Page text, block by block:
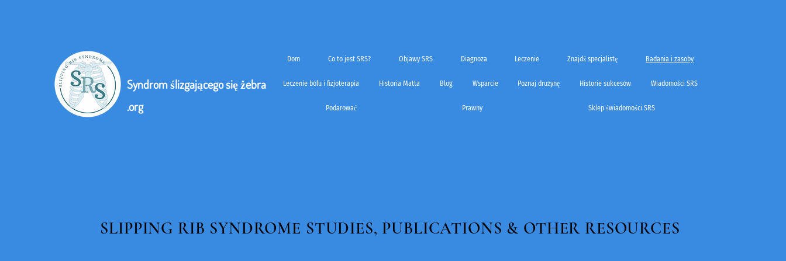
Syndrom ślizgającego się żebra
.org
Dom Co to jest SRS? Objawy SRS Diagnoza Leczenie Znajdź specjalistę Badania i zasoby
Leczenie bólu i fizjoterapia Historia Matta Blog Wsparcie Poznaj drużynę Historie sukcesów Wiadomości SRS
Podarować Prawny Sklep świadomości SRS
SLIPPING RIB SYNDROME STUDIES, PUBLICATIONS & OTHER RESOURCES